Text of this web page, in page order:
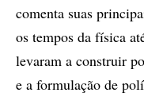
comenta suas
os tempos da física
levaram a construir
e a formulação de